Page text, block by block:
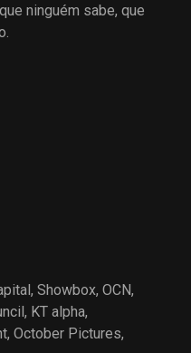
ninguém sabe, que
, Showbox, OCN,
, KT alpha,
, October Pictures,